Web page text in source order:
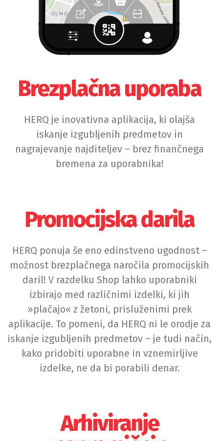
Brezplačna uporaba
HERQ je inovativna aplikacija, ki olajša
iskanje izgubljenih predmetov in
nagrajevanje najditeljev – brez finančnega
bremena za uporabnika!
Promocijska darila
HERQ ponuja še eno edinstveno ugodnost –
možnost brezplačnega naročila promocijskih
daril! V razdelku Shop lahko uporabniki
izbirajo med različnimi izdelki, ki jih
»plačajo« z žetoni, prisluženimi prek
aplikacije. To pomeni, da HERQ ni le orodje za
iskanje izgubljenih predmetov – je tudi način,
kako pridobiti uporabne in vznemirljive
izdelke, ne da bi porabili denar.
Arhiviranje